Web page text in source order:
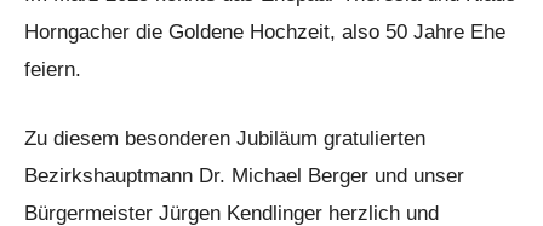
Horngacher die Goldene Hochzeit, also 50 Jahre Ehe
feiern.
Zu diesem besonderen Jubiläum gratulierten
Bezirkshauptmann Dr. Michael Berger und unser
Bürgermeister Jürgen Kendlinger herzlich und